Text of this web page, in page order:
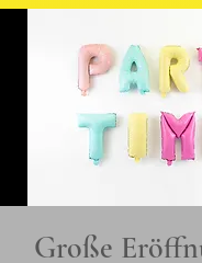
Große